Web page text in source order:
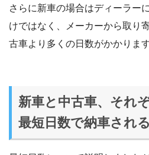
さらに新車の場合はディーラー
けではなく、メーカーから取り
古車より多くの日数がかかります
新車と中古車、それ
最短日数で納車され